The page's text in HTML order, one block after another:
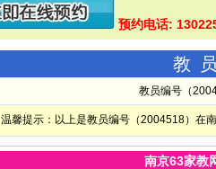
预约电话:
教
教员编号（
温馨提示：以上是教员编号（2004518）在
南京63家教